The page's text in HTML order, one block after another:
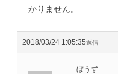
かりません。
2018/03/24 1:05:35返信
ぼうず